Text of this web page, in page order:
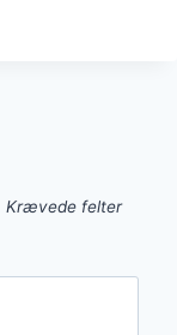
Krævede felter